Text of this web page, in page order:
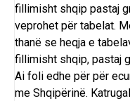
fillimisht shqip pastaj
veprohet për tabelat.
thanë se heqja e
fillimisht shqip, pastaj
Ai foli edhe për për
me Shqipërinë.